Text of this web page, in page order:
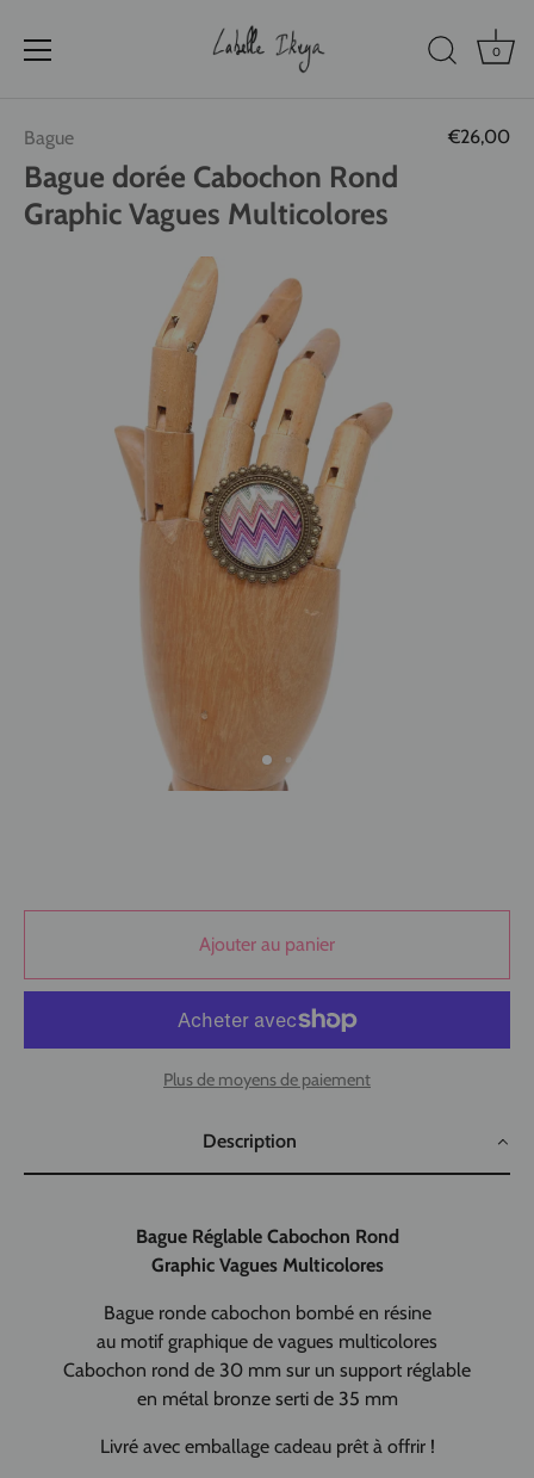
contenu
0
Bague €26,00
Bague dorée Cabochon Rond
Graphic Vagues Multicolores
Ajouter au panier
Plus de moyens de paiement
Description
Bague Réglable Cabochon Rond
Graphic Vagues Multicolores
Bague ronde cabochon bombé en résine
au motif graphique de vagues multicolores
Cabochon rond de 30 mm sur un support réglable
en métal bronze serti de 35 mm
Livré avec emballage cadeau prêt à offrir !